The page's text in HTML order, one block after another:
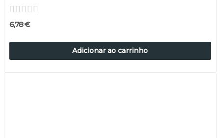
6,78 €
Adicionar ao carrinho